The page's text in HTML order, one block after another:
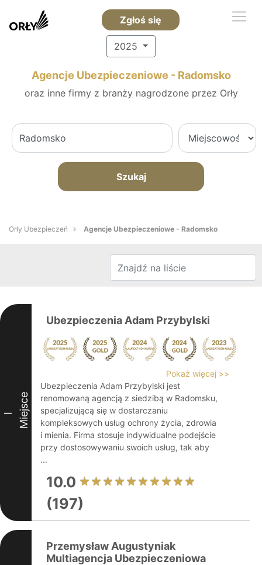
Zgłoś się
2025
Agencje Ubezpieczeniowe - Radomsko
oraz inne firmy z branży nagrodzone przez Orły
Szukaj
Orły Ubezpieczeń Agencje Ubezpieczeniowe - Radomsko
I Miejsce
Ubezpieczenia Adam Przybylski
Pokaż więcej >>
Ubezpieczenia Adam Przybylski jest
renomowaną agencją z siedzibą w Radomsku,
specjalizującą się w dostarczaniu
kompleksowych usług ochrony życia, zdrowia
i mienia. Firma stosuje indywidualne podejście
przy dostosowywaniu swoich usług, tak aby
...
10.0
(197)
Przemysław Augustyniak
Multiagencja Ubezpieczeniowa